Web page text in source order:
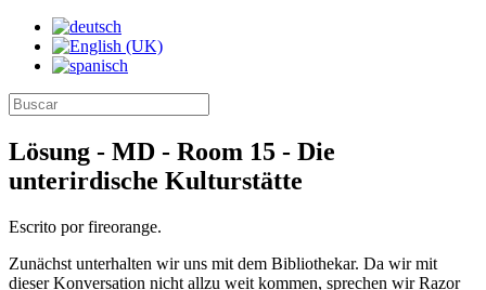
Lösung - MD - Room 15 - Die
unterirdische Kulturstätte
Escrito por fireorange.
Zunächst unterhalten wir uns mit dem Bibliothekar. Da wir mit
dieser Konversation nicht allzu weit kommen, sprechen wir Razor